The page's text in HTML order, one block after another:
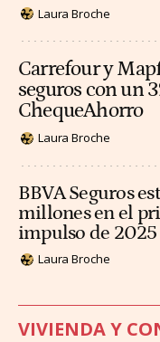
Laura Broche
Carrefour y
seguros con un
ChequeAhorro
Laura Broche
BBVA Seguros
millones en el
impulso de 2025
Laura Broche
VIVIENDA Y